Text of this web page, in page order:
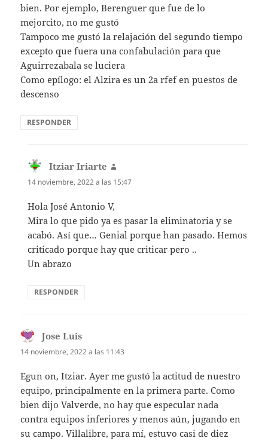
bien. Por ejemplo, Berenguer que fue de lo
mejorcito, no me gustó
Tampoco me gustó la relajación del segundo tiempo
excepto que fuera una confabulación para que
Aguirrezabala se luciera
Como epílogo: el Alzira es un 2a rfef en puestos de
descenso
RESPONDER
Itziar Iriarte
14 noviembre, 2022 a las 15:47
Hola José Antonio V,
Mira lo que pido ya es pasar la eliminatoria y se
acabó. Así que… Genial porque han pasado. Hemos
criticado porque hay que criticar pero ..
Un abrazo
RESPONDER
Jose Luis
14 noviembre, 2022 a las 11:43
Egun on, Itziar. Ayer me gustó la actitud de nuestro
equipo, principalmente en la primera parte. Como
bien dijo Valverde, no hay que especular nada
contra equipos inferiores y menos aún, jugando en
su campo. Villalibre, para mí, estuvo casi de diez